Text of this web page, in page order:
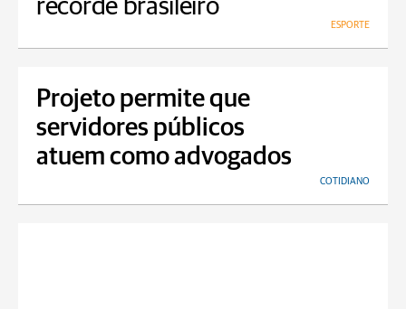
recorde brasileiro
ESPORTE
Projeto permite que
servidores públicos
atuem como advogados
COTIDIANO